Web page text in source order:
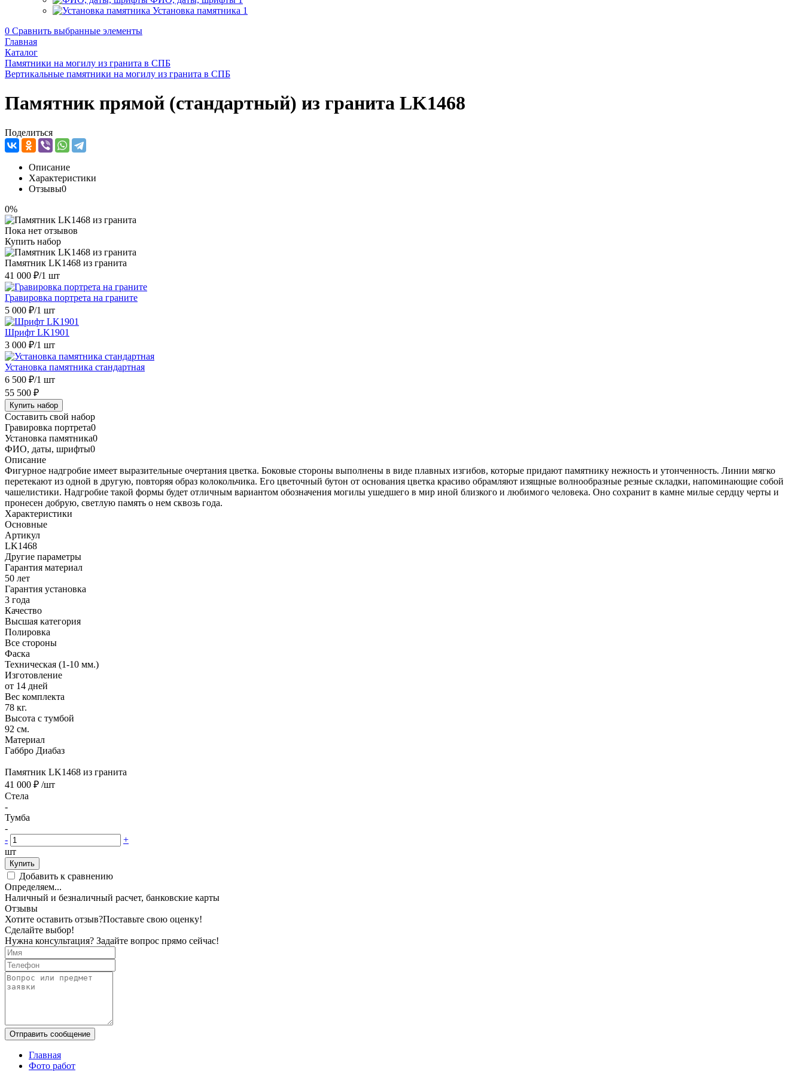
Установка памятника 1
0 Сравнить выбранные элементы
Главная
Каталог
Памятники на могилу из гранита в СПБ
Вертикальные памятники на могилу из гранита в СПБ
Памятник прямой (стандартный) из гранита LK1468
Поделиться
Описание
Характеристики
Отзывы0
0%
Пока нет отзывов
Купить набор
Памятник LK1468 из гранита
41 000 ₽/1 шт
Гравировка портрета на граните
5 000 ₽/1 шт
Шрифт LK1901
3 000 ₽/1 шт
Установка памятника стандартная
6 500 ₽/1 шт
55 500 ₽
Купить набор
Составить свой набор
Гравировка портрета0
Установка памятника0
ФИО, даты, шрифты0
Описание
Фигурное надгробие имеет выразительные очертания цветка. Боковые стороны выполнены в виде плавных изгибов, которые придают памятнику нежность и утонченность. Линии мягко
перетекают из одной в другую, повторяя образ колокольчика. Его цветочный бутон от основания цветка красиво обрамляют изящные волнообразные резные складки, напоминающие собой
чашелистики. Надгробие такой формы будет отличным вариантом обозначения могилы ушедшего в мир иной близкого и любимого человека. Оно сохранит в камне милые сердцу черты и
пронесен добрую, светлую память о нем сквозь года.
Характеристики
Основные
Артикул
LK1468
Другие параметры
Гарантия материал
50 лет
Гарантия установка
3 года
Качество
Высшая категория
Полировка
Все стороны
Фаска
Техническая (1-10 мм.)
Изготовление
от 14 дней
Вес комплекта
78 кг.
Высота с тумбой
92 см.
Материал
Габбро Диабаз
Памятник LK1468 из гранита
41 000 ₽ /шт
Стела
-
Тумба
-
-
+
шт
Купить
Добавить к сравнению
Определяем...
Наличный и безналичный расчет, банковские карты
Отзывы
Хотите оставить отзыв?Поставьте свою оценку!
Сделайте выбор!
Нужна консультация? Задайте вопрос прямо сейчас!
Отправить сообщение
Главная
Фото работ